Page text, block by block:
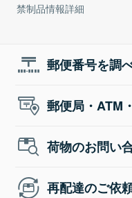
禁制品情報詳細
郵便番号を調
郵便局・ATM
荷物のお問い
再配達のご依